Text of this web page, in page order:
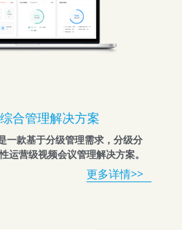
合管理解决方案
一款基于分级管理需求，分级分
运营级视频会议管理解决方案。
更多详情>>